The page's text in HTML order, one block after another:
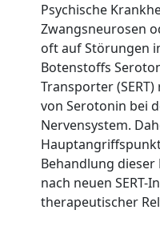
Psychische
Zwangsneurosen
oft auf Störungen
Botenstoffs
Transporter
von Serotonin bei
Nervensystem.
Behandlung
nach neuen
therapeutischer